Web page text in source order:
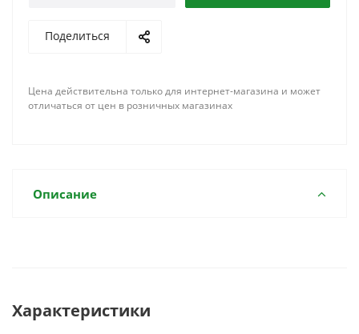
Поделиться
Цена действительна только для интернет-магазина и может
отличаться от цен в розничных магазинах
Описание
Характеристики